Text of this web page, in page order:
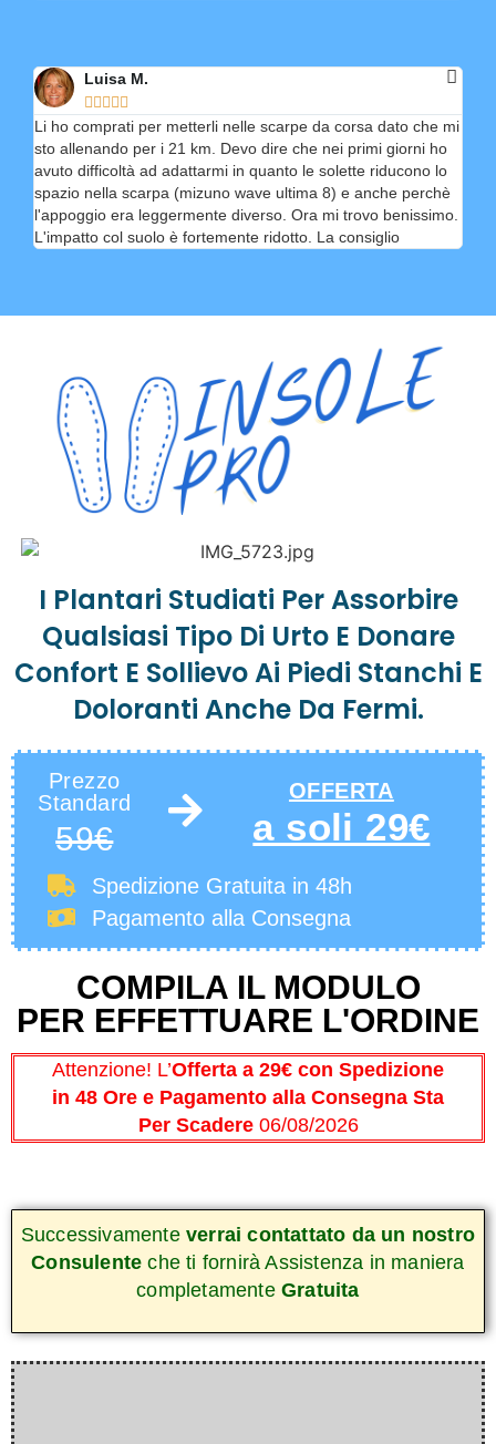
Luisa M.
    
Li ho comprati per metterli nelle scarpe da corsa dato che mi
sto allenando per i 21 km. Devo dire che nei primi giorni ho
avuto difficoltà ad adattarmi in quanto le solette riducono lo
spazio nella scarpa (mizuno wave ultima 8) e anche perchè
l'appoggio era leggermente diverso. Ora mi trovo benissimo.
L'impatto col suolo è fortemente ridotto. La consiglio
I Plantari Studiati Per Assorbire
Qualsiasi Tipo Di Urto E Donare
Confort E Sollievo Ai Piedi Stanchi E
Doloranti Anche Da Fermi.
Prezzo
Standard
59€
OFFERTA
a soli 29€
Spedizione Gratuita in 48h
Pagamento alla Consegna
COMPILA IL MODULO
PER EFFETTUARE L'ORDINE
Attenzione! L’Offerta a 29€ con Spedizione
in 48 Ore e Pagamento alla Consegna Sta
Per Scadere06/08/2026
Successivamenteverrai contattato da un nostro
Consulente che ti fornirà Assistenza in maniera
completamenteGratuita